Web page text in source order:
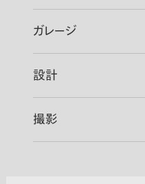
ガレージ
設計
撮影